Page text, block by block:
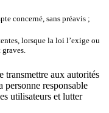
concerné, sans préavis ;
lorsque la loi l’exige ou
graves.
transmettre aux autorités
responsable
utilisateurs et lutter